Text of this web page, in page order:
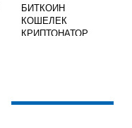
БИТКОИН
КОШЕЛЕК
КРИПТОНАТОР